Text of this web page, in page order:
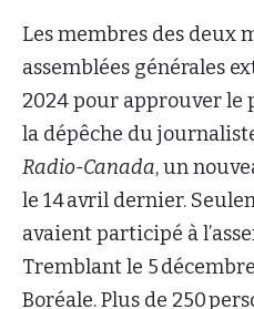
Les membres des deux
assemblées générales
2024 pour approuver le
la dépêche du
Radio-Canada, un
le 14 avril dernier.
avaient participé à
Tremblant le 5
Boréale. Plus de 250